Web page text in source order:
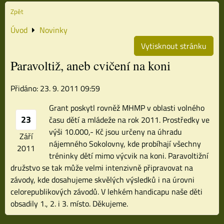
Zpět
Úvod
Novinky
Vytisknout stránku
Paravoltiž, aneb cvičení na koni
Přidáno: 23. 9. 2011 09:59
23
Září
2011
Grant poskytl rovněž MHMP v oblasti volného
času dětí a mládeže na rok 2011. Prostředky ve
výši 10.000,- Kč jsou určeny na úhradu
nájemného Sokolovny, kde probíhají všechny
tréninky dětí mimo výcvik na koni. Paravoltižní
družstvo se tak může velmi intenzivně připravovat na
závody, kde dosahujeme skvělých výsledků i na úrovni
celorepublikových závodů. V lehkém handicapu naše děti
obsadily 1., 2. i 3. místo. Děkujeme.